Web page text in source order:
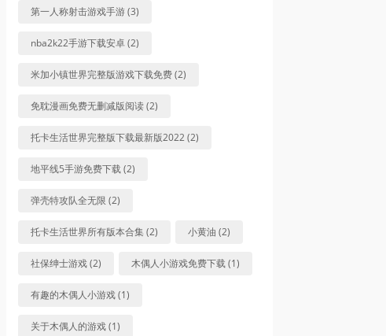
第一人称射击游戏手游 (3)
nba2k22手游下载安卓 (2)
米加小镇世界完整版游戏下载免费 (2)
免耽漫画免费无删减版阅读 (2)
托卡生活世界完整版下载最新版2022 (2)
地平线5手游免费下载 (2)
弹壳特攻队全无限 (2)
托卡生活世界所有版本合集 (2) 小黄油 (2)
社保绅士游戏 (2) 木偶人小游戏免费下载 (1)
有趣的木偶人小游戏 (1)
关于木偶人的游戏 (1)